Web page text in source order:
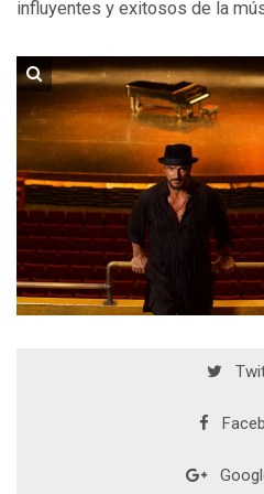
influyentes y exitosos de la